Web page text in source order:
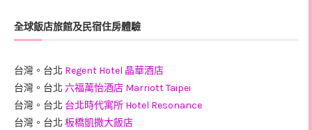
全球飯店旅館及民宿住房體驗
台灣。台北 Regent Hotel 晶華酒店
台灣。台北 六福萬怡酒店 Marriott Taipei
台灣。台北 台北時代寓所 Hotel Resonance
台灣。台北 板橋凱撒大飯店